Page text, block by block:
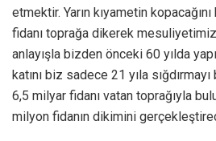
etmektir. Yarın kıyametin
fidanı toprağa dikerek
anlayışla bizden önceki 60 yılda
katını biz sadece 21 yıla
6,5 milyar fidanı vatan toprağıyla
milyon fidanın dikimini